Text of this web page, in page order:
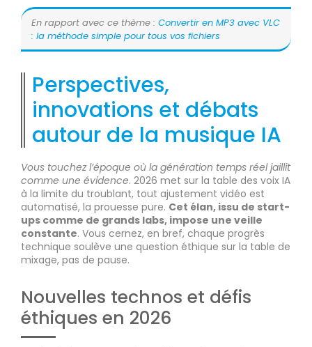
En rapport avec ce thème : Convertir en MP3 avec VLC
: la méthode simple pour tous vos fichiers
Perspectives,
innovations et débats
autour de la musique IA
Vous touchez l’époque où la génération temps réel jaillit
comme une évidence. 2026 met sur la table des voix IA
à la limite du troublant, tout ajustement vidéo est
automatisé, la prouesse pure. Cet élan, issu de start-
ups comme de grands labs, impose une veille
constante. Vous cernez, en bref, chaque progrès
technique soulève une question éthique sur la table de
mixage, pas de pause.
Nouvelles technos et défis
éthiques en 2026